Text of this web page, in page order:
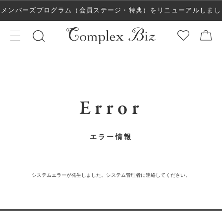
メンバーズプログラム（会員ステージ・特典）をリニューアルしまし
た！
Error
エラー情報
システムエラーが発生しました。システム管理者に連絡してください。